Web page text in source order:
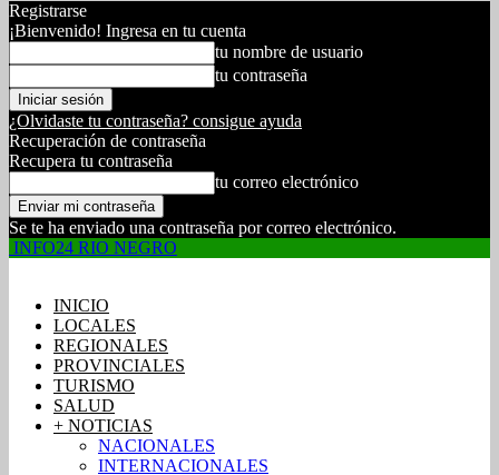
Registrarse
¡Bienvenido! Ingresa en tu cuenta
tu nombre de usuario
tu contraseña
¿Olvidaste tu contraseña? consigue ayuda
Recuperación de contraseña
Recupera tu contraseña
tu correo electrónico
Se te ha enviado una contraseña por correo electrónico.
INFO24 RIO NEGRO
INICIO
LOCALES
REGIONALES
PROVINCIALES
TURISMO
SALUD
+ NOTICIAS
NACIONALES
INTERNACIONALES